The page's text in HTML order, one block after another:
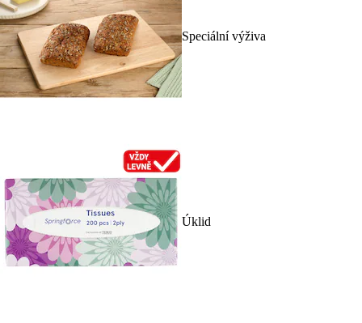
Speciální výživa
Úklid